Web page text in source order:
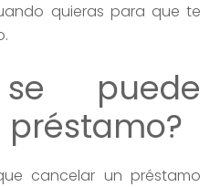
quieras para que te
puede
cancelar un préstamo